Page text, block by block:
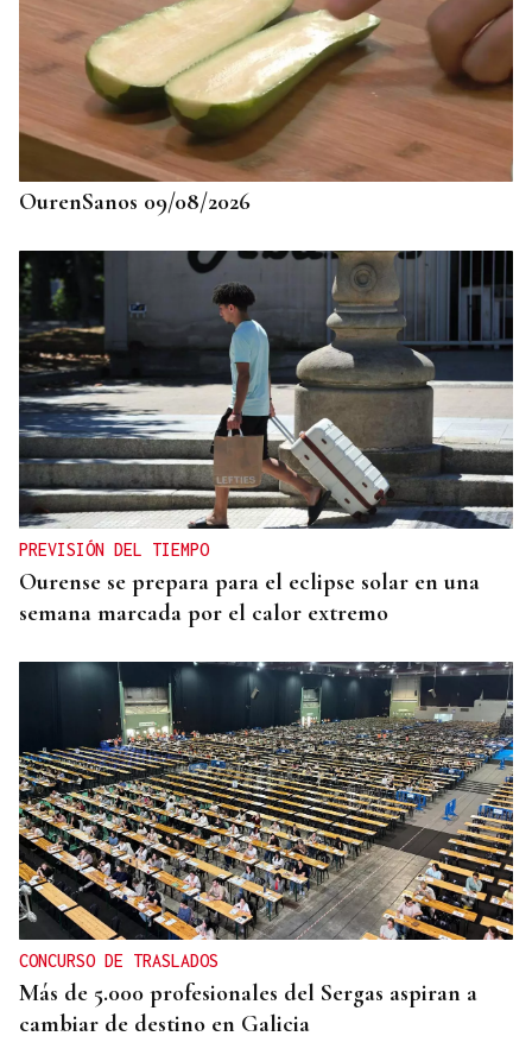
725 PLAZAS EN GALICIA
Récord histórico de plazas de Formación Sanitaria
Especializada en 2027: fechas y claves de la
convocatoria
OurenSanos 09/08/2026
PREVISIÓN DEL TIEMPO
Ourense se prepara para el eclipse solar en una
semana marcada por el calor extremo
CONCURSO DE TRASLADOS
Más de 5.000 profesionales del Sergas aspiran a
cambiar de destino en Galicia